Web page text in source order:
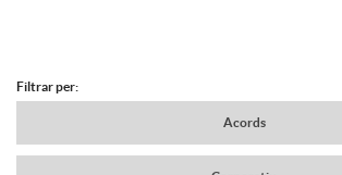
d
N
Filtrar per:
Acords